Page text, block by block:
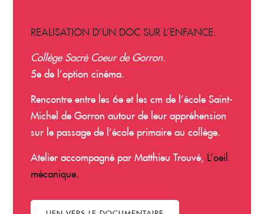
REALISATION D’UN DOC SUR L’ENFANCE.
Collège Sacré Coeur de Gorron.
5e de l’option cinéma.
Rencontre entre les 6e et les cm de l’école Saint-
Michel de Gorron autour de leur appréhension
sur le passage de l’école primaire au collège.
Atelier accompagné par Matthieu Trouvé, L’oeil
mécanique.